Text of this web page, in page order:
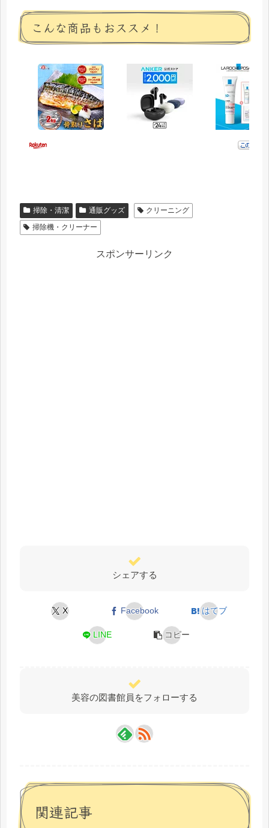
こんな商品もおススメ！
掃除・清潔 通販グッズ
クリーニング
掃除機・クリーナー
スポンサーリンク
シェアする
X Facebook はてブ
LINE コピー
美容の図書館員をフォローする
関連記事